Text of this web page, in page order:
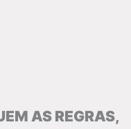
AS REGRAS,